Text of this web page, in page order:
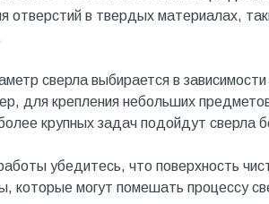
отверстий в твердых материалах,
сверла выбирается в
для крепления небольших
крупных задач подойдут сверла
убедитесь, что поверхность
которые могут помешать процессу